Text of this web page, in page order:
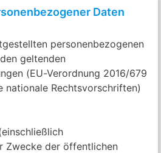
Daten
personenbezogenen
geltenden
(EU-Verordnung 2016/679
nationale Rechtsvorschriften)
Zwecke der öffentlichen